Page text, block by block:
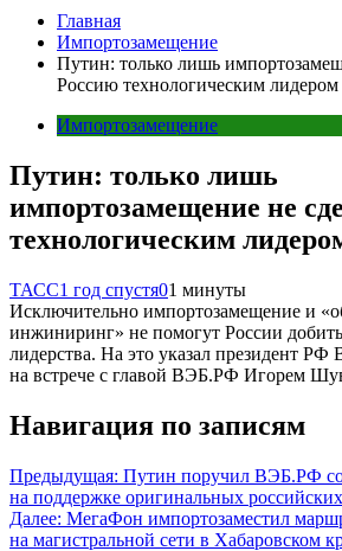
Главная
Импортозамещение
Путин: только лишь
Россию технологическим лидером
Импортозамещение
Путин: только лишь
импортозамещение не
технологическим
ТАСС1 год спустя01 минуты
Исключительно импортозамещение и
инжиниринг» не помогут России
лидерства. На это указал президент
на встрече с главой ВЭБ.РФ Игорем
Навигация по записям
Предыдущая: Путин поручил ВЭБ.РФ
на поддержке оригинальных
Далее: МегаФон импортозаместил
на магистральной сети в Хабаровском